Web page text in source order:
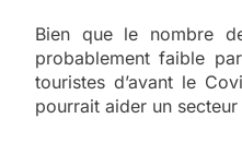
Bien que le nombre
probablement faible
touristes d’avant le
pourrait aider un